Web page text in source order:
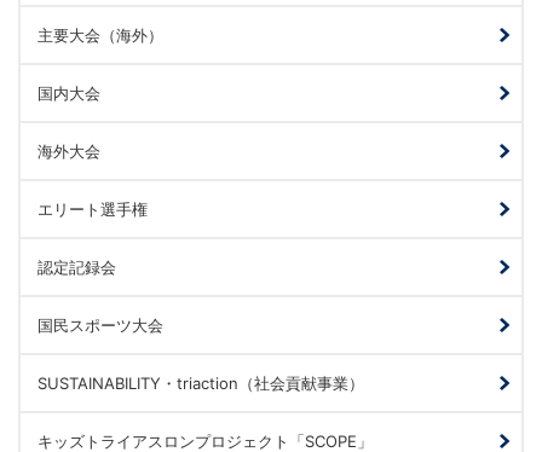
主要大会（海外）
国内大会
海外大会
エリート選手権
認定記録会
国民スポーツ大会
SUSTAINABILITY・triaction（社会貢献事業）
キッズトライアスロンプロジェクト「SCOPE」